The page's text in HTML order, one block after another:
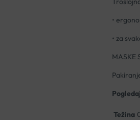
•
• za
MASKE
Težina